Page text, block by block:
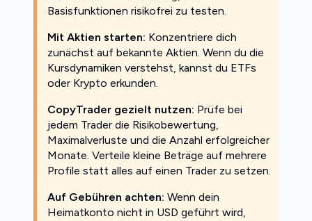
Basisfunktionen risikofrei zu testen.
Mit Aktien starten: Konzentriere dich
zunächst auf bekannte Aktien. Wenn du die
Kursdynamiken verstehst, kannst du ETFs
oder Krypto erkunden.
CopyTrader gezielt nutzen: Prüfe bei
jedem Trader die Risikobewertung,
Maximalverluste und die Anzahl erfolgreicher
Monate. Verteile kleine Beträge auf mehrere
Profile statt alles auf einen Trader zu setzen.
Auf Gebühren achten: Wenn dein
Heimatkonto nicht in USD geführt wird,